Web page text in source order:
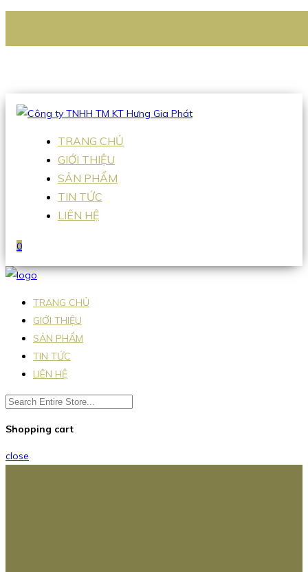
Hotline:0938 336 079
TRANG CHỦ
GIỚI THIỆU
SẢN PHẨM
TIN TỨC
LIÊN HỆ
0
TRANG CHỦ
GIỚI THIỆU
SẢN PHẨM
TIN TỨC
LIÊN HỆ
Shopping cart
close